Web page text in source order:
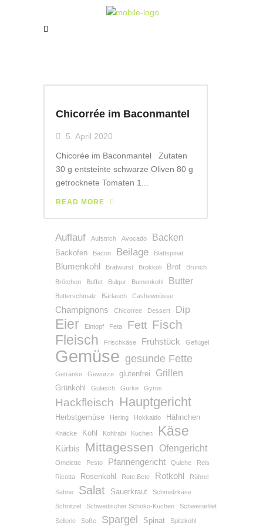
Chicorrée im Baconmantel
5. April 2020
Chicorée im Baconmantel Zutaten
30 g entsteinte schwarze Oliven 80 g
getrocknete Tomaten 1...
READ MORE
Auflauf Aufstrich Avocado Backen
Backofen Bacon Beilage Blattspinat
Blumenkohl Bratwurst Brokkoli Brot Brunch
Brötchen Buffet Bulgur Bumenkohl Butter
Butterschmalz Bärlauch Cashewnüsse
Champignons Chicorree Dessert Dip
Eier Eintopf Feta Fett Fisch
Fleisch Frischkäse Frühstück Geflügel
Gemüse gesunde Fette
Getränke Gewürze glutenfrei Grillen
Grünkohl Gulasch Gurke Gyros
Hackfleisch Hauptgericht
Herbstgemüse Hering Hokkaido Hähnchen
Knäcke Kohl Kohlrabi Kuchen Käse
Kürbis Mittagessen Ofengericht
Omelette Pesto Pfannengericht Quiche
Reis
Ricotta
Rosenkohl Rote Bete Rotkohl Rührei
Sahne Salat Sauerkraut
Schmelzkäse
Schnitzel
Schwedischer Schoko-Kuchen Schweinefilet
Sellerie Soße Spargel Spinat Spitzkohl